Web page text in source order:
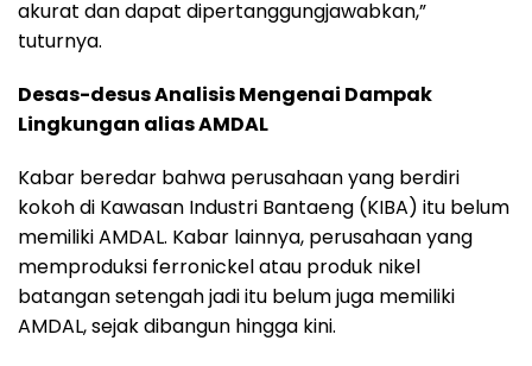
akurat dan dapat dipertanggungjawabkan,”
tuturnya.
Desas-desus Analisis Mengenai Dampak
Lingkungan alias AMDAL
Kabar beredar bahwa perusahaan yang berdiri
kokoh di Kawasan Industri Bantaeng (KIBA) itu belum
memiliki AMDAL. Kabar lainnya, perusahaan yang
memproduksi ferronickel atau produk nikel
batangan setengah jadi itu belum juga memiliki
AMDAL, sejak dibangun hingga kini.